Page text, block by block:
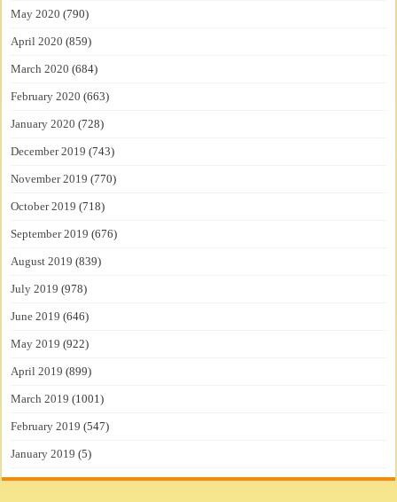
May 2020 (790)
April 2020 (859)
March 2020 (684)
February 2020 (663)
January 2020 (728)
December 2019 (743)
November 2019 (770)
October 2019 (718)
September 2019 (676)
August 2019 (839)
July 2019 (978)
June 2019 (646)
May 2019 (922)
April 2019 (899)
March 2019 (1001)
February 2019 (547)
January 2019 (5)